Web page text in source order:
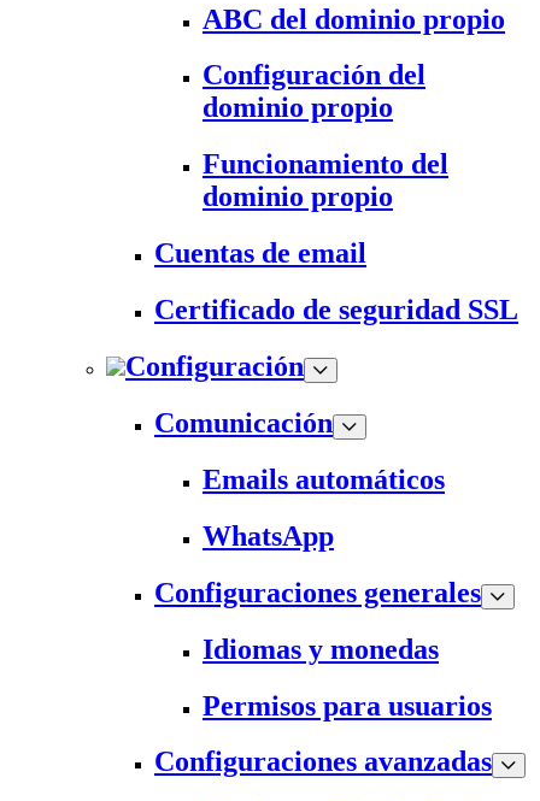
ABC del dominio propio
Configuración del
dominio propio
Funcionamiento del
dominio propio
Cuentas de email
Certificado de seguridad SSL
Configuración
Comunicación
Emails automáticos
WhatsApp
Configuraciones generales
Idiomas y monedas
Permisos para usuarios
Configuraciones avanzadas